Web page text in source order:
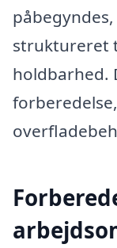
struktureret
holdbarhed.